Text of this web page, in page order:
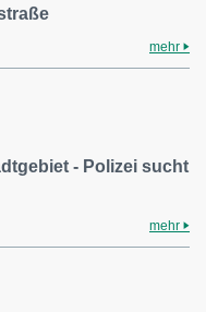
mehr
- Polizei sucht
mehr